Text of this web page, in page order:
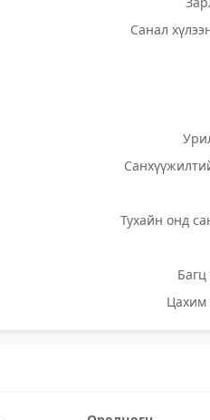
Санал
Тухайн онд
Багц
Цахим